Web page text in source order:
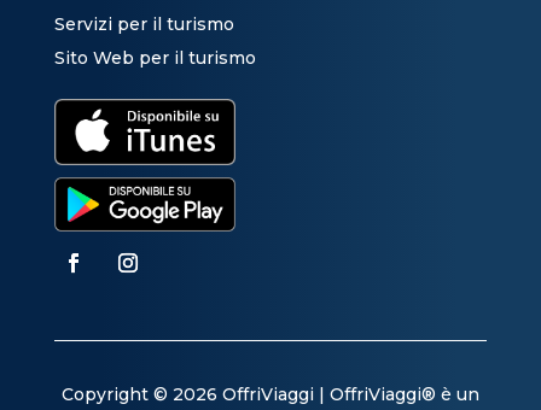
Servizi per il turismo
Sito Web per il turismo
Copyright © 2026 OffriViaggi | OffriViaggi® è un